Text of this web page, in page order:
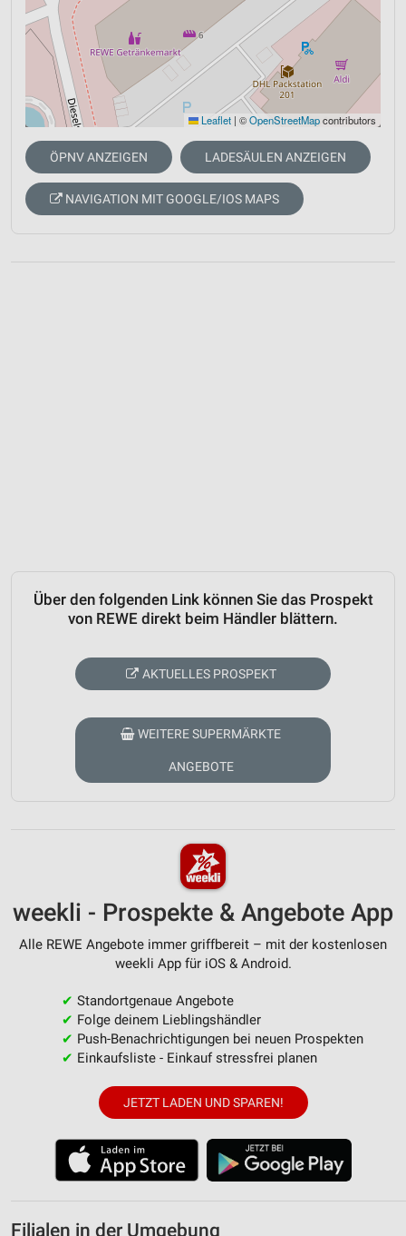
Leaflet | ©OpenStreetMapcontributors
ÖPNV ANZEIGEN LADESÄULEN ANZEIGEN
NAVIGATION MIT GOOGLE/IOS MAPS
Über den folgenden Link können Sie das Prospekt
von REWE direkt beim Händler blättern.
AKTUELLES PROSPEKT
WEITERE SUPERMÄRKTE
ANGEBOTE
weekli - Prospekte & Angebote App
Alle REWE Angebote immer griffbereit – mit der kostenlosen
weekli App für iOS & Android.
✔ Standortgenaue Angebote
✔ Folge deinem Lieblingshändler
✔ Push-Benachrichtigungen bei neuen Prospekten
✔ Einkaufsliste - Einkauf stressfrei planen
JETZT LADEN UND SPAREN!
Filialen in der Umgebung